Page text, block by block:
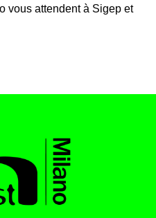
vous attendent à Sigep et